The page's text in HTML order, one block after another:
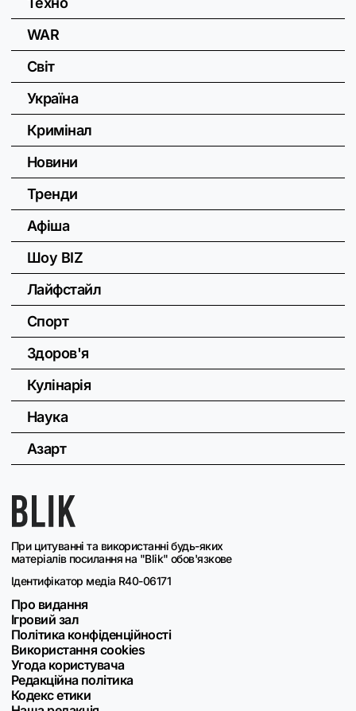
При цитуванні та використанні будь-яких
матеріалів посилання на "Blik" обов'язкове
Ідентифікатор медіа R40-06171
Про видання
Ігровий зал
Політика конфіденційності
Використання cookies
Угода користувача
Редакційна політика
Кодекс етики
WAR
Світ
Україна
Кримінал
Новини
Тренди
Афіша
Шоу BIZ
Лайфстайл
Спорт
Здоров'я
Кулінарія
Наука
Азарт